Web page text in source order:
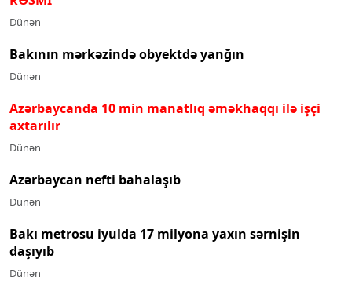
Dünən
Bakının mərkəzində obyektdə yanğın
Dünən
Azərbaycanda 10 min manatlıq əməkhaqqı ilə işçi
axtarılır
Dünən
Azərbaycan nefti bahalaşıb
Dünən
Bakı metrosu iyulda 17 milyona yaxın sərnişin
daşıyıb
Dünən